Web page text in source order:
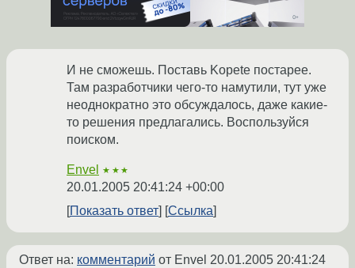
И не сможешь. Поставь Kopete постарее.
Там разработчики чего-то намутили, тут уже
неоднократно это обсуждалось, даже какие-
то решения предлагались. Воспользуйся
поиском.
Envel ★★★
20.01.2005 20:41:24 +00:00
Показать ответ
Ссылка
Ответ на: комментарий от Envel 20.01.2005 20:41:24